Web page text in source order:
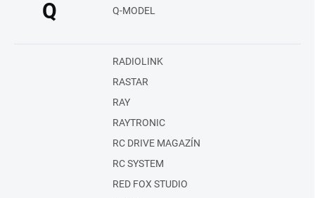
Q Q-MODEL
RADIOLINK
RASTAR
RAY
RAYTRONIC
RC DRIVE MAGAZÍN
RC SYSTEM
RED FOX STUDIO